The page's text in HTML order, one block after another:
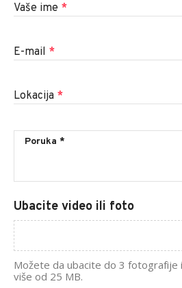
Vaše ime *
E-mail *
Lokacija *
Ubacite video ili foto
Možete da ubacite do 3 fotografije
više od 25 MB.